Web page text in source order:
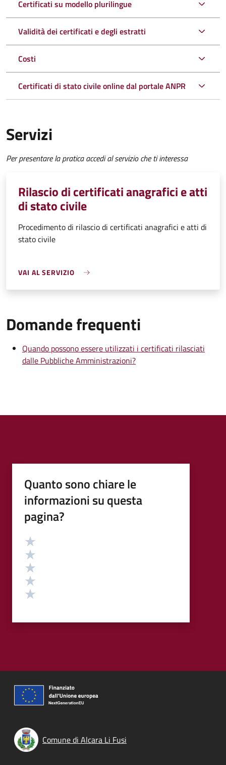
Certificati su modello plurilingue
Validità dei certificati e degli estratti
Costi
Certificati di stato civile online dal portale ANPR
Servizi
Per presentare la pratica accedi al servizio che ti interessa
Rilascio di certificati anagrafici e atti
di stato civile
Procedimento di rilascio di certificati anagrafici e atti di
stato civile
VAI AL SERVIZIO
Domande frequenti
Quando possono essere utilizzati i certificati rilasciati
dalle Pubbliche Amministrazioni?
Quanto sono chiare le
informazioni su questa
pagina?
Valutazione
Comune di Alcara Li Fusi